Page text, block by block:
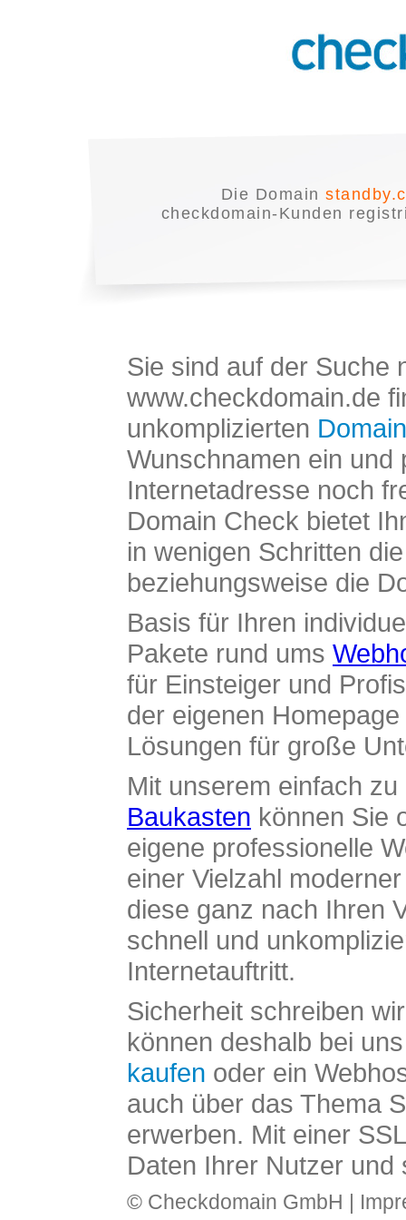
Die Domain
checkdomain-Kunden
Sie sind auf der Suche
www.checkdomain.de
unkomplizierten
Wunschnamen ein und
Internetadresse noch
Domain Check bietet
in wenigen Schritten
beziehungsweise die
Basis für Ihren
Pakete rund ums
für Einsteiger und
der eigenen
Lösungen für große
Mit unserem einfach
Baukasten können Sie
eigene professionelle
einer Vielzahl
diese ganz nach Ihren
schnell und
Internetauftritt.
Sicherheit schreiben
können deshalb bei
kaufen oder ein
auch über das Thema
erwerben. Mit einer
Daten Ihrer Nutzer und
© Checkdomain GmbH |